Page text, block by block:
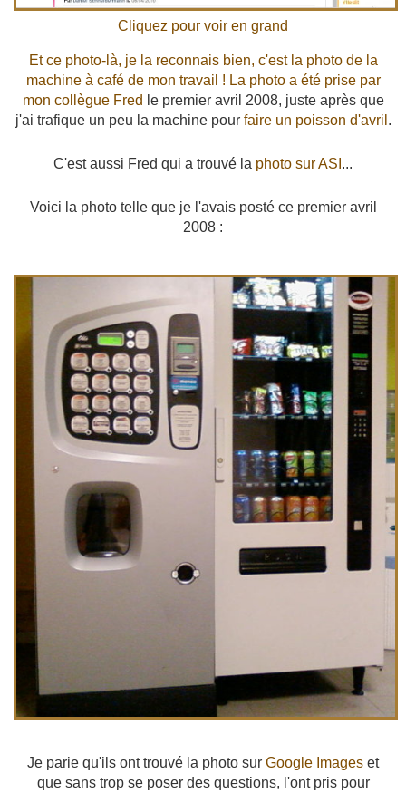
Cliquez pour voir en grand
Et ce photo-là, je la reconnais bien, c'est la photo de la
machine à café de mon travail ! La photo a été prise par
mon collègue Fred le premier avril 2008, juste après que
j'ai trafique un peu la machine pour faire un poisson d'avril .
C'est aussi Fred qui a trouvé la photo sur ASI ...
Voici la photo telle que je l'avais posté ce premier avril
2008 :
Je parie qu'ils ont trouvé la photo sur Google Images et
que sans trop se poser des questions, l'ont pris pour